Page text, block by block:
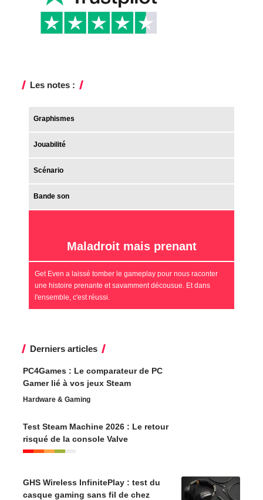
Les notes :
Graphismes
Jouabilité
Scénario
Bande son
Maladroit mais prenant
Get Even a laissé tomber le gameplay pour nous raconter
une histoire prenante et savamment décousue. Et dans
l'ensemble, c'est réussi.
Derniers articles
PC4Games : Le comparateur de PC
Gamer lié à vos jeux Steam
Hardware & Gaming
Test Steam Machine 2026 : Le retour
risqué de la console Valve
GHS Wireless InfinitePlay : test du
casque gaming sans fil de chez